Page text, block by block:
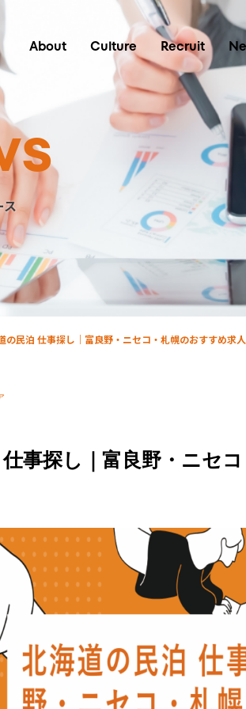
About Culture Recruit
の民泊 仕事探し｜富良野・ニセコ・札幌のおすすめ求
事探し｜富良野・ニセ